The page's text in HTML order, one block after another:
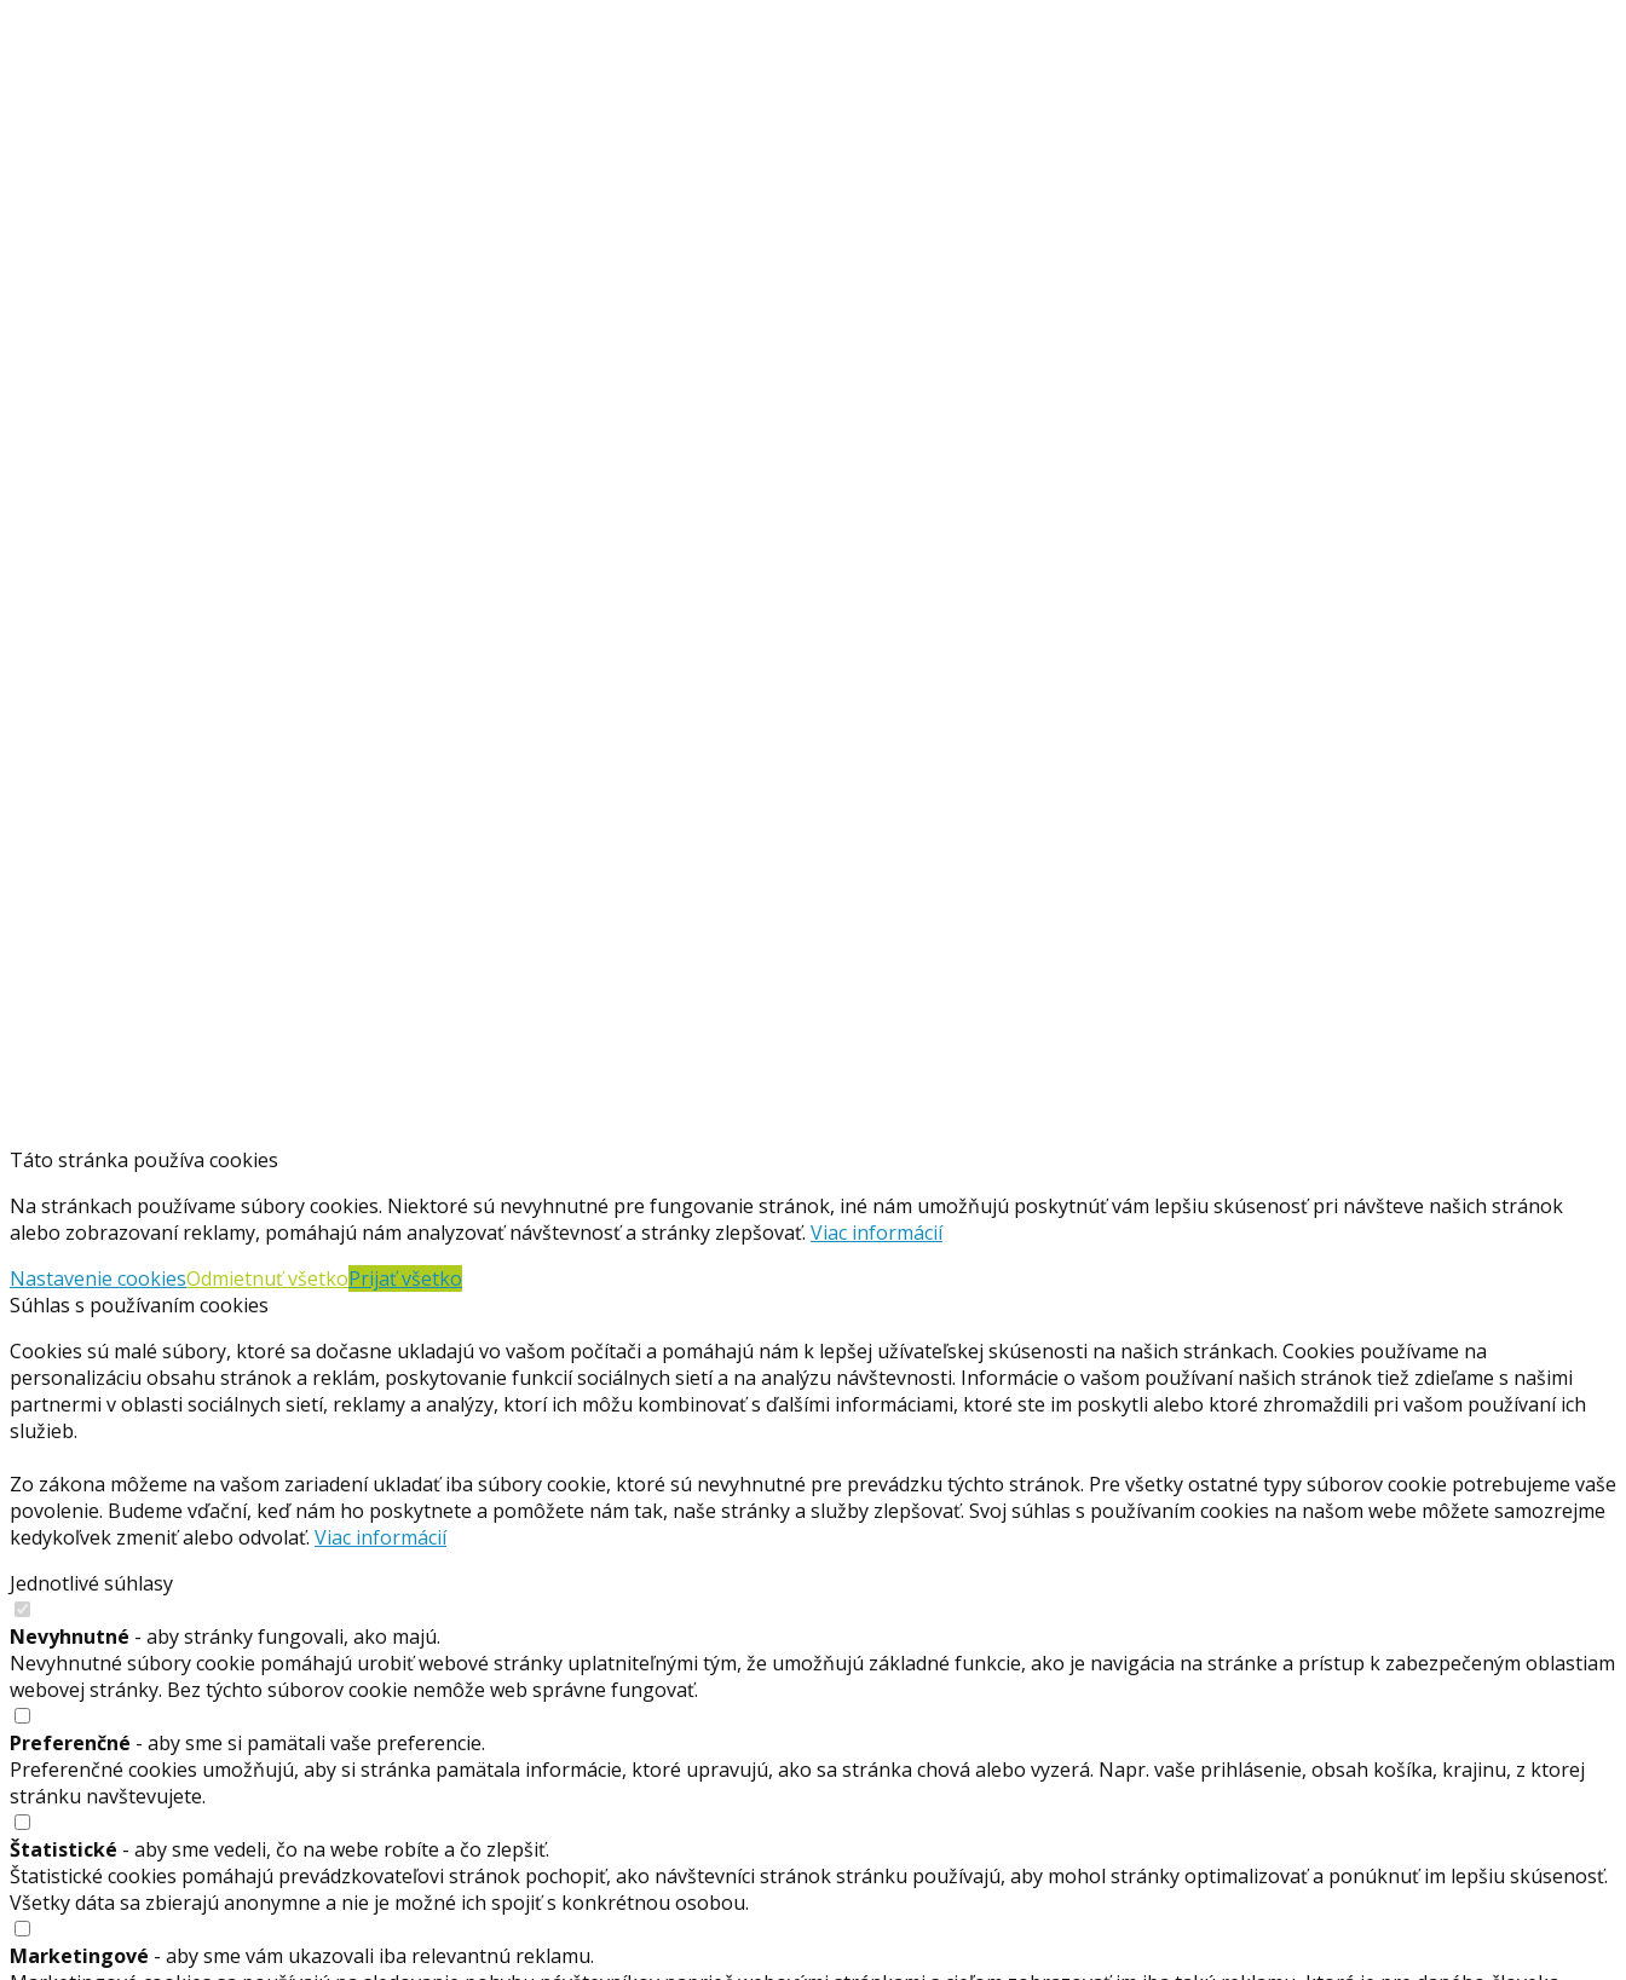
Táto stránka používa cookies
Na stránkach používame súbory cookies. Niektoré sú nevyhnutné pre fungovanie stránok, iné nám umožňujú poskytnúť vám lepšiu skúsenosť pri návšteve našich stránok
alebo zobrazovaní reklamy, pomáhajú nám analyzovať návštevnosť a stránky zlepšovať. Viac informácií
Nastavenie cookiesOdmietnuť všetkoPrijať všetko
Súhlas s používaním cookies
Cookies sú malé súbory, ktoré sa dočasne ukladajú vo vašom počítači a pomáhajú nám k lepšej užívateľskej skúsenosti na našich stránkach. Cookies používame na
personalizáciu obsahu stránok a reklám, poskytovanie funkcií sociálnych sietí a na analýzu návštevnosti. Informácie o vašom používaní našich stránok tiež zdieľame s našimi
partnermi v oblasti sociálnych sietí, reklamy a analýzy, ktorí ich môžu kombinovať s ďalšími informáciami, ktoré ste im poskytli alebo ktoré zhromaždili pri vašom používaní ich
služieb.
Zo zákona môžeme na vašom zariadení ukladať iba súbory cookie, ktoré sú nevyhnutné pre prevádzku týchto stránok. Pre všetky ostatné typy súborov cookie potrebujeme vaše
povolenie. Budeme vďační, keď nám ho poskytnete a pomôžete nám tak, naše stránky a služby zlepšovať. Svoj súhlas s používaním cookies na našom webe môžete samozrejme
kedykoľvek zmeniť alebo odvolať. Viac informácií
Jednotlivé súhlasy
Nevyhnutné - aby stránky fungovali, ako majú.
Nevyhnutné súbory cookie pomáhajú urobiť webové stránky uplatniteľnými tým, že umožňujú základné funkcie, ako je navigácia na stránke a prístup k zabezpečeným oblastiam
webovej stránky. Bez týchto súborov cookie nemôže web správne fungovať.
Preferenčné - aby sme si pamätali vaše preferencie.
Preferenčné cookies umožňujú, aby si stránka pamätala informácie, ktoré upravujú, ako sa stránka chová alebo vyzerá. Napr. vaše prihlásenie, obsah košíka, krajinu, z ktorej
stránku navštevujete.
Štatistické - aby sme vedeli, čo na webe robíte a čo zlepšiť.
Štatistické cookies pomáhajú prevádzkovateľovi stránok pochopiť, ako návštevníci stránok stránku používajú, aby mohol stránky optimalizovať a ponúknuť im lepšiu skúsenosť.
Všetky dáta sa zbierajú anonymne a nie je možné ich spojiť s konkrétnou osobou.
Marketingové - aby sme vám ukazovali iba relevantnú reklamu.